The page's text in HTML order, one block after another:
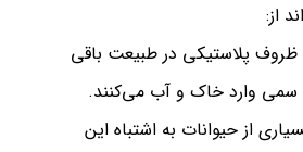
از:
ظروف پلاستیکی در طبیعت باقی
سمی وارد خاک و آب می‌کنند.
از حیوانات به اشتباه این